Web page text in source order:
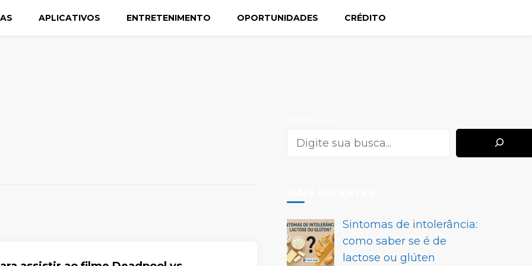
APLICATIVOS ENTRETENIMENTO OPORTUNIDADES CRÉDITO
Sintomas de intolerância:
como saber se é de
lactose ou glúten